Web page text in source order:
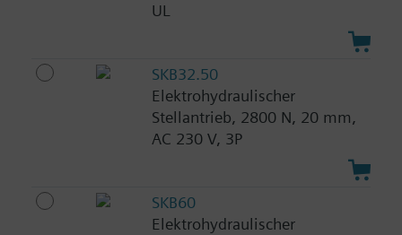
UL
SKB32.50
Elektrohydraulischer
Stellantrieb, 2800 N, 20 mm,
AC 230 V, 3P
SKB60
Elektrohydraulischer